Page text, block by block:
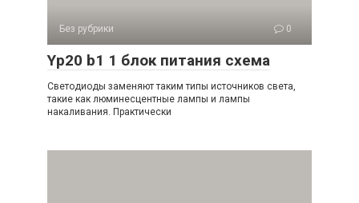
Без рубрики 0
Yp20 b1 1 блок питания схема
Светодиоды заменяют таким типы источников света,
такие как люминесцентные лампы и лампы
накаливания. Практически